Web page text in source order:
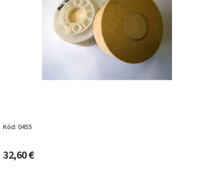
Kód: 0455
32,60 €